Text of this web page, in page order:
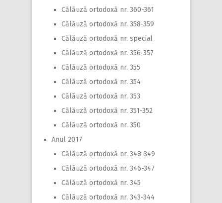
Călăuză ortodoxă nr. 360-361
Călăuză ortodoxă nr. 358-359
Călăuză ortodoxă nr. special
Călăuză ortodoxă nr. 356-357
Călăuză ortodoxă nr. 355
Călăuză ortodoxă nr. 354
Călăuză ortodoxă nr. 353
Călăuză ortodoxă nr. 351-352
Călăuză ortodoxă nr. 350
Anul 2017
Călăuză ortodoxă nr. 348-349
Călăuză ortodoxă nr. 346-347
Călăuză ortodoxă nr. 345
Călăuză ortodoxă nr. 343-344